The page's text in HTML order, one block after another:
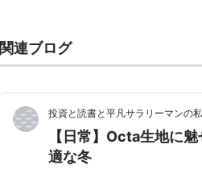
関連ブログ
投資と読書と平凡サラリーマンの私
【日常】Octa生地に
適な冬